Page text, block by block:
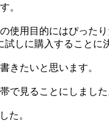
。
使用目的にはぴった
試しに購入することに
きたいと思います。
で見ることにしまし
た。